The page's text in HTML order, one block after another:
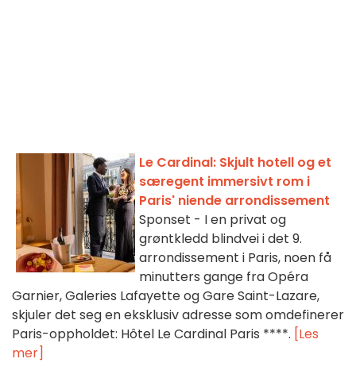
Le Cardinal: Skjult hotell og et
særegent immersivt rom i
Paris' niende arrondissement
Sponset - I en privat og
grøntkledd blindvei i det 9.
arrondissement i Paris, noen få
minutters gange fra Opéra
Garnier, Galeries Lafayette og Gare Saint-Lazare,
skjuler det seg en eksklusiv adresse som omdefinerer
Paris-oppholdet: Hôtel Le Cardinal Paris ****. [Les
mer]